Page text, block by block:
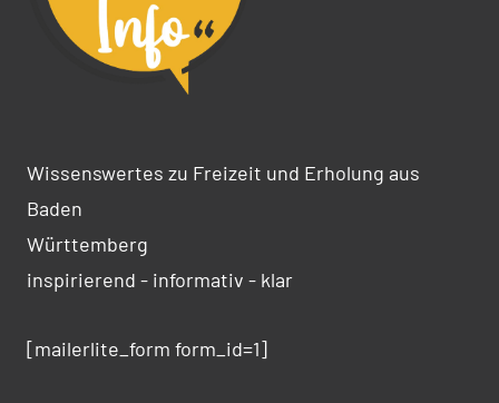
Wissenswertes zu Freizeit und Erholung aus
Baden
Württemberg
inspirierend - informativ - klar
[mailerlite_form form_id=1]